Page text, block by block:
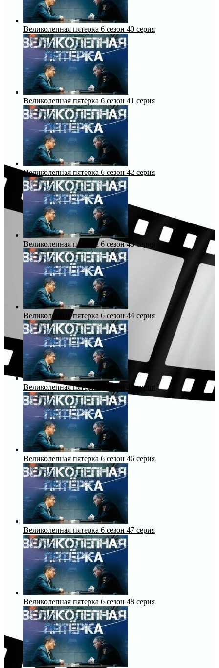
Великолепная пятерка 6 сезон 40 серия
Великолепная пятерка 6 сезон 41 серия
Великолепная пятерка 6 сезон 42 серия
Великолепная пятерка 6 сезон 43 серия
Великолепная пятерка 6 сезон 44 серия
Великолепная пятерка 6 сезон 45 серия
Великолепная пятерка 6 сезон 46 серия
Великолепная пятерка 6 сезон 47 серия
Великолепная пятерка 6 сезон 48 серия